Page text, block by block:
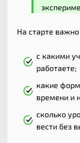
На старте
с какими
работаете;
какие
времени и
сколько
вести без